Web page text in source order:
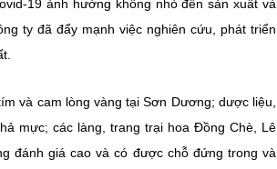
19 ảnh hưởng không nhỏ đến sản xuất và
ty đã đẩy mạnh việc nghiên cứu, phát triển
và cam lòng vàng tại Sơn Dương; dược liệu,
mực; các làng, trang trại hoa Đồng Chè, Lê
đánh giá cao và có được chỗ đứng trong và